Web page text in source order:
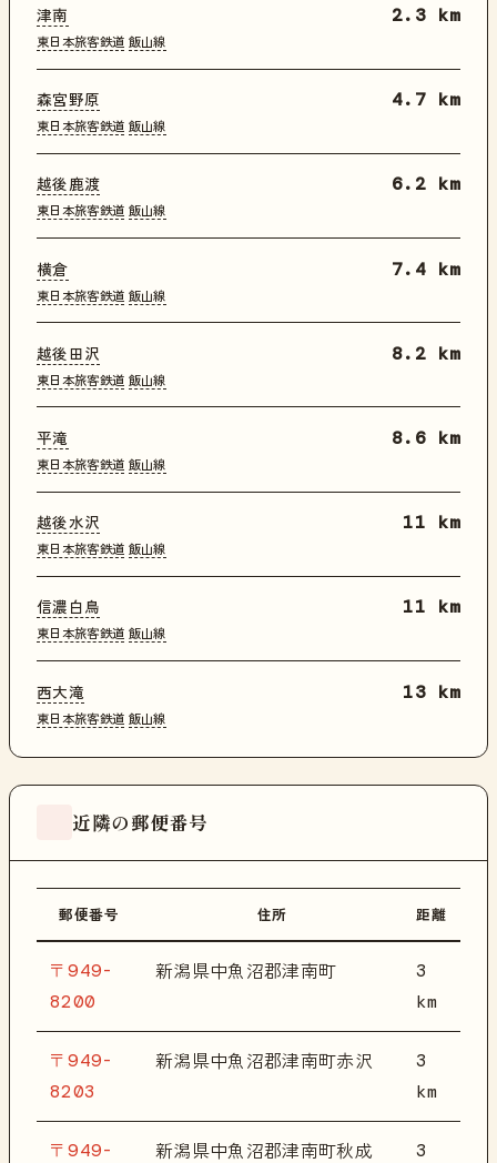
津南
東日本旅客鉄道 飯山線
2.3 km
森宮野原
東日本旅客鉄道 飯山線
4.7 km
越後鹿渡
東日本旅客鉄道 飯山線
6.2 km
横倉
東日本旅客鉄道 飯山線
7.4 km
越後田沢
東日本旅客鉄道 飯山線
8.2 km
平滝
東日本旅客鉄道 飯山線
8.6 km
越後水沢
東日本旅客鉄道 飯山線
11 km
信濃白鳥
東日本旅客鉄道 飯山線
11 km
西大滝
東日本旅客鉄道 飯山線
13 km
近隣の郵便番号
郵便番号 住所 距離
〒949-
8200
新潟県中魚沼郡津南町
3
km
〒949-
8203
新潟県中魚沼郡津南町赤沢
3
km
〒949- 新潟県中魚沼郡津南町秋成 3